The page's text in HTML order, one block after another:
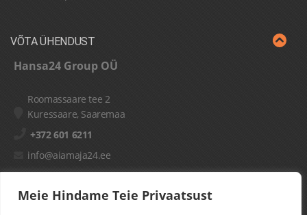
Meie Hindame Teie Privaatsust
VÕTA ÜHENDUST
Hansa24 Group OÜ
Roomassaare tee 2
Kuressaare, Saaremaa
+372 601 6211
info@aiamaja24.ee